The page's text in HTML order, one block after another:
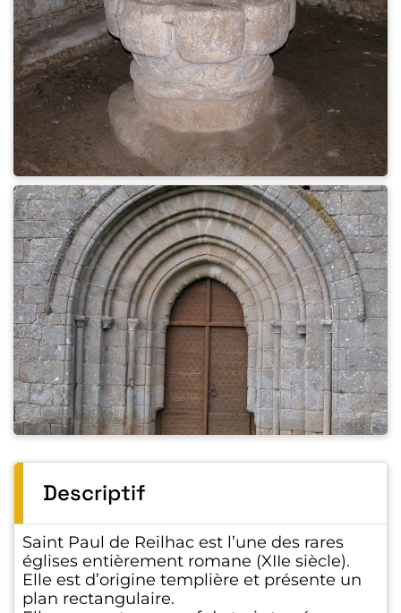
Descriptif
Saint Paul de Reilhac est l’une des rares
églises entièrement romane (XIIe siècle).
Elle est d’origine templière et présente un
plan rectangulaire.